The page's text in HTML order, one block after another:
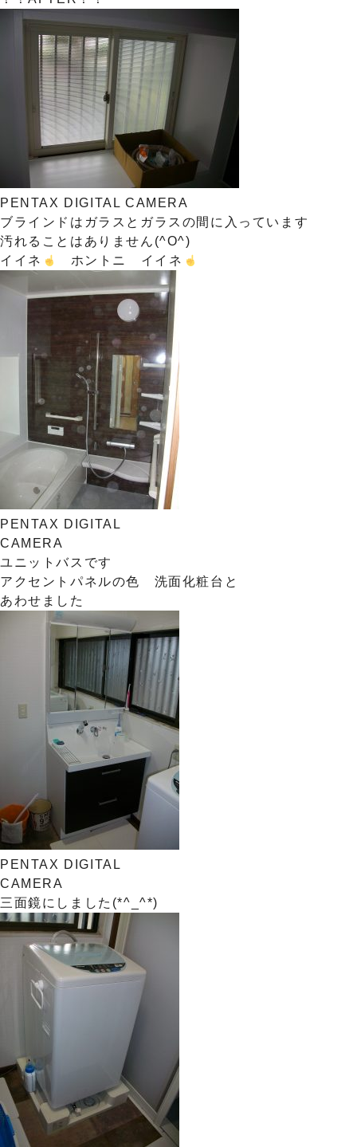
PENTAX DIGITAL CAMERA
ブラインドはガラスとガラスの間に入っています
汚れることはありません(^O^)
イイネ
ホントニ イイネ
PENTAX DIGITAL
CAMERA
ユニットバスです
アクセントパネルの色 洗面化粧台と
あわせました
PENTAX DIGITAL
CAMERA
三面鏡にしました(*^_^*)